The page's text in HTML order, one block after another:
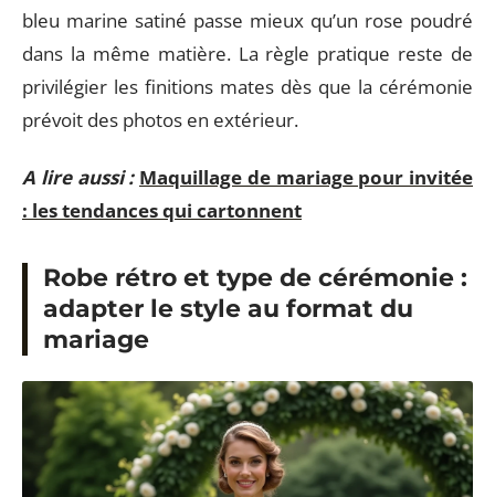
bleu marine satiné passe mieux qu’un rose poudré
dans la même matière. La règle pratique reste de
privilégier les finitions mates dès que la cérémonie
prévoit des photos en extérieur.
A lire aussi : Maquillage de mariage pour invitée
: les tendances qui cartonnent
Robe rétro et type de cérémonie :
adapter le style au format du
mariage